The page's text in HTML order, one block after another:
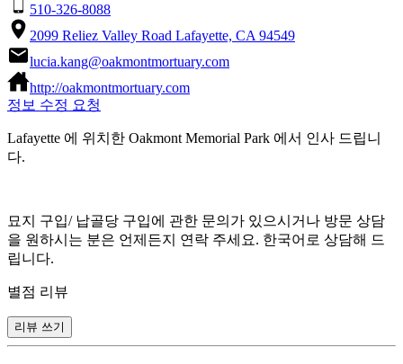
510-326-8088
2099 Reliez Valley Road Lafayette, CA 94549
lucia.kang@oakmontmortuary.com
http://oakmontmortuary.com
정보 수정 요청
Lafayette 에 위치한 Oakmont Memorial Park 에서 인사 드립니
다.
묘지 구입/ 납골당 구입에 관한 문의가 있으시거나 방문 상담
을 원하시는 분은 언제든지 연락 주세요. 한국어로 상담해 드
립니다.
별점 리뷰
리뷰 쓰기